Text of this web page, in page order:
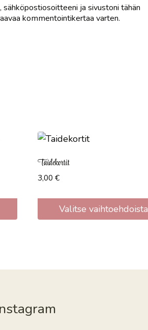
sähköpostiosoitteeni ja sivustoni tähän
kommentointikertaa varten.
Taidekortit
3,00 €
Valitse vaihtoehdoista
useampi
tehdä